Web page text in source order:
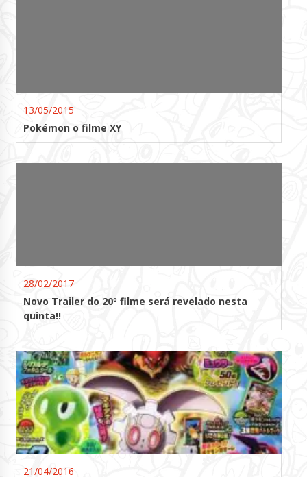
13/05/2015
Pokémon o filme XY
28/02/2017
Novo Trailer do 20º filme será revelado nesta
quinta!!
21/04/2016